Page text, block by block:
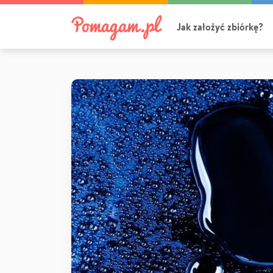
Jak założyć zbiórkę?